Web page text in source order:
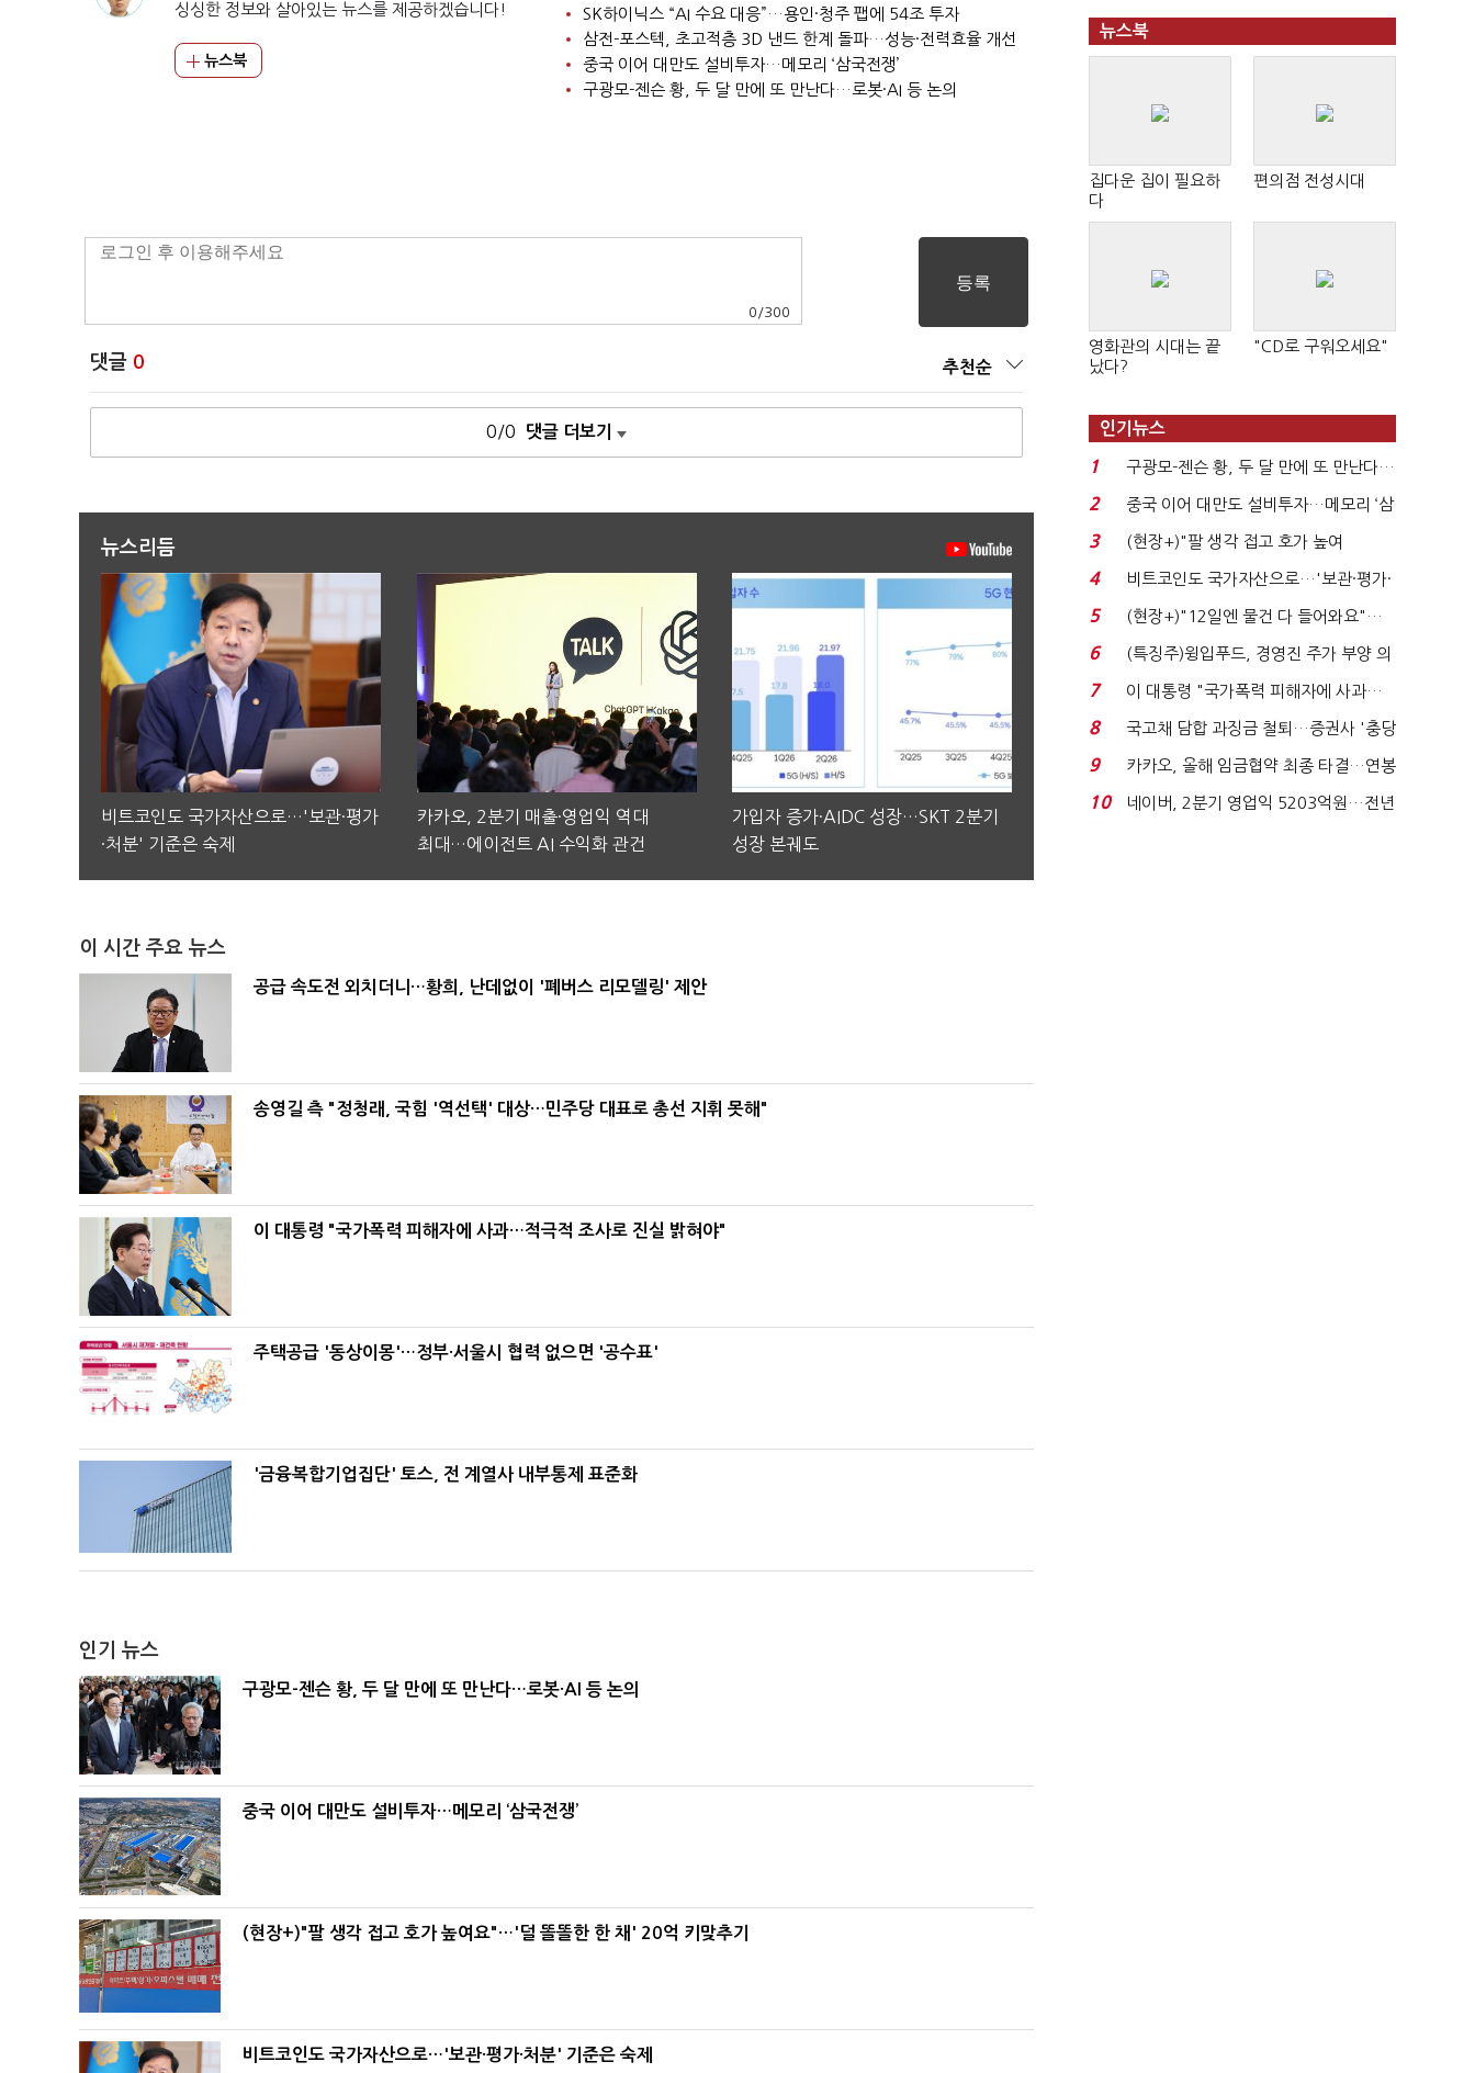
싱싱한 정보와 살아있는 뉴스를 제공하겠습니다!
뉴스북
SK하이닉스 “AI 수요 대응”…용인·청주 팹에 54조 투자
삼전-포스텍, 초고적층 3D 낸드 한계 돌파…성능·전력효율 개선
중국 이어 대만도 설비투자…메모리 ‘삼국전쟁’
구광모-젠슨 황, 두 달 만에 또 만난다…로봇·AI 등 논의
0 /300
댓글 0 추천순
0/0 댓글 더보기
뉴스리듬
비트코인도 국가자산으로…'보관·평가
·처분' 기준은 숙제
카카오, 2분기 매출·영업익 역대
최대…에이전트 AI 수익화 관건
가입자 증가·AIDC 성장…SKT 2분기
성장 본궤도
이 시간 주요 뉴스
공급 속도전 외치더니…황희, 난데없이 '폐버스 리모델링' 제안
송영길 측 "정청래, 국힘 '역선택' 대상…민주당 대표로 총선 지휘 못해"
이 대통령 "국가폭력 피해자에 사과…적극적 조사로 진실 밝혀야"
주택공급 '동상이몽'…정부·서울시 협력 없으면 '공수표'
'금융복합기업집단' 토스, 전 계열사 내부통제 표준화
인기 뉴스
구광모-젠슨 황, 두 달 만에 또 만난다…로봇·AI 등 논의
중국 이어 대만도 설비투자…메모리 ‘삼국전쟁’
(현장+)"팔 생각 접고 호가 높여요"…'덜 똘똘한 한 채' 20억 키맞추기
비트코인도 국가자산으로…'보관·평가·처분' 기준은 숙제
뉴스북
집다운 집이 필요하
다
편의점 전성시대
영화관의 시대는 끝
났다?
"CD로 구워오세요"
인기뉴스
1
구광모-젠슨 황, 두 달 만에 또 만난다…
로봇·AI 등 논...
2
중국 이어 대만도 설비투자…메모리 ‘삼
국전쟁’
3
(현장+)"팔 생각 접고 호가 높여
요"…'덜 똘똘한 한 채' 20...
4
비트코인도 국가자산으로…'보관·평가·
처분' 기준은 ...
5
(현장+)"12일엔 물건 다 들어와요"…
빈 매대 채우며 문 연 ...
6
(특징주)윙입푸드, 경영진 주가 부양 의
지에 상한가...
7
이 대통령 "국가폭력 피해자에 사과…
적극적 조사로 진...
8
국고채 담합 과징금 철퇴…증권사 '충당
금 폭탄' 우려...
9
카카오, 올해 임금협약 최종 타결…연봉
6.3% 인상·격려...
10
네이버, 2분기 영업익 5203억원…전년